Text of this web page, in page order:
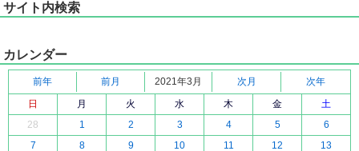
サイト内検索
カレンダー
前年 前月 2021年3月 次月
次年
日
月 火 水 木 金
土
28
1 2 3 4 5
6
7
8 9 10 11 12 13